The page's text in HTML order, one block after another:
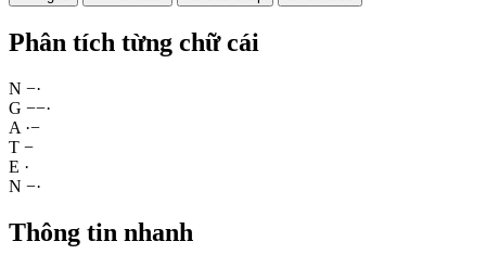
Phân tích từng chữ cái
N −·
G −−·
A ·−
T −
E ·
N −·
Thông tin nhanh